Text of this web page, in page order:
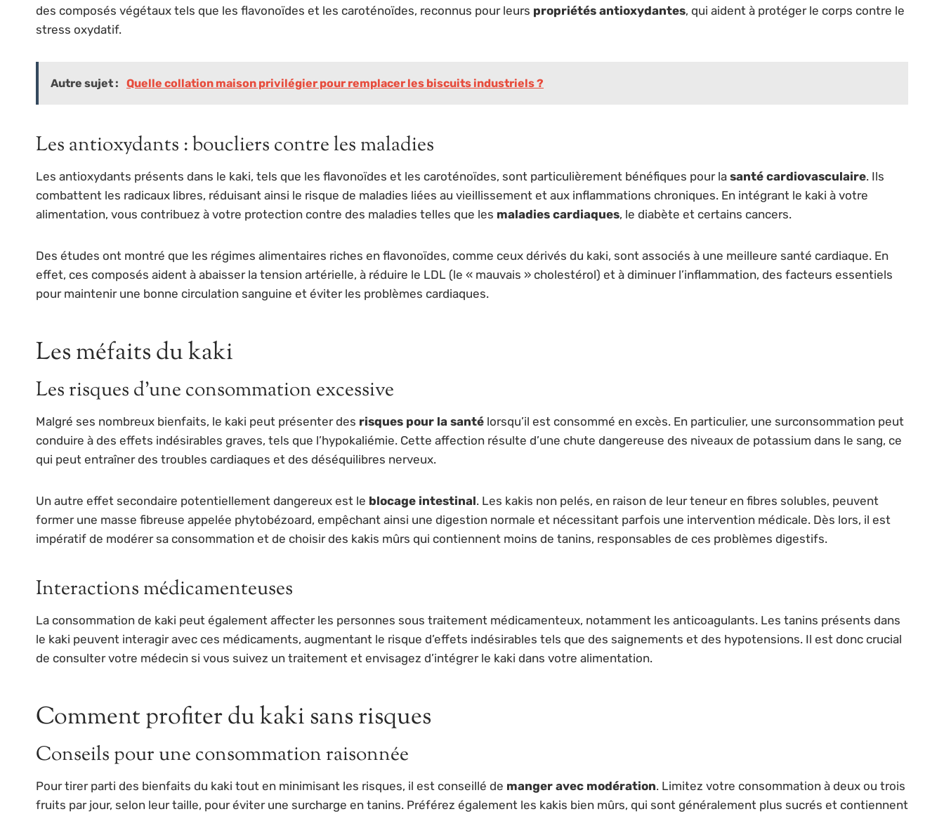
des composés végétaux tels que les flavonoïdes et les caroténoïdes, reconnus pour leurs propriétés antioxydantes, qui aident à protéger le corps contre le
stress oxydatif.
Autre sujet : Quelle collation maison privilégier pour remplacer les biscuits industriels ?
Les antioxydants : boucliers contre les maladies
Les antioxydants présents dans le kaki, tels que les flavonoïdes et les caroténoïdes, sont particulièrement bénéfiques pour la santé cardiovasculaire. Ils
combattent les radicaux libres, réduisant ainsi le risque de maladies liées au vieillissement et aux inflammations chroniques. En intégrant le kaki à votre
alimentation, vous contribuez à votre protection contre des maladies telles que les maladies cardiaques, le diabète et certains cancers.
Des études ont montré que les régimes alimentaires riches en flavonoïdes, comme ceux dérivés du kaki, sont associés à une meilleure santé cardiaque. En
effet, ces composés aident à abaisser la tension artérielle, à réduire le LDL (le « mauvais » cholestérol) et à diminuer l’inflammation, des facteurs essentiels
pour maintenir une bonne circulation sanguine et éviter les problèmes cardiaques.
Les méfaits du kaki
Les risques d’une consommation excessive
Malgré ses nombreux bienfaits, le kaki peut présenter des risques pour la santé lorsqu’il est consommé en excès. En particulier, une surconsommation peut
conduire à des effets indésirables graves, tels que l’hypokaliémie. Cette affection résulte d’une chute dangereuse des niveaux de potassium dans le sang, ce
qui peut entraîner des troubles cardiaques et des déséquilibres nerveux.
Un autre effet secondaire potentiellement dangereux est le blocage intestinal. Les kakis non pelés, en raison de leur teneur en fibres solubles, peuvent
former une masse fibreuse appelée phytobézoard, empêchant ainsi une digestion normale et nécessitant parfois une intervention médicale. Dès lors, il est
impératif de modérer sa consommation et de choisir des kakis mûrs qui contiennent moins de tanins, responsables de ces problèmes digestifs.
Interactions médicamenteuses
La consommation de kaki peut également affecter les personnes sous traitement médicamenteux, notamment les anticoagulants. Les tanins présents dans
le kaki peuvent interagir avec ces médicaments, augmentant le risque d’effets indésirables tels que des saignements et des hypotensions. Il est donc crucial
de consulter votre médecin si vous suivez un traitement et envisagez d’intégrer le kaki dans votre alimentation.
Comment profiter du kaki sans risques
Conseils pour une consommation raisonnée
Pour tirer parti des bienfaits du kaki tout en minimisant les risques, il est conseillé de manger avec modération. Limitez votre consommation à deux ou trois
fruits par jour, selon leur taille, pour éviter une surcharge en tanins. Préférez également les kakis bien mûrs, qui sont généralement plus sucrés et contiennent